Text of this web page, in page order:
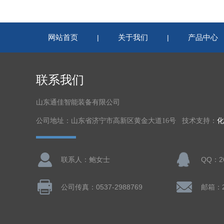
网站首页 | 关于我们 | 产品中心
联系我们
山东通佳智能装备有限公司
公司地址：山东省济宁市高新区黄金大道16号 技术支持：
联系人：鲍女士 QQ：
公司传真：0537-2988769 邮箱